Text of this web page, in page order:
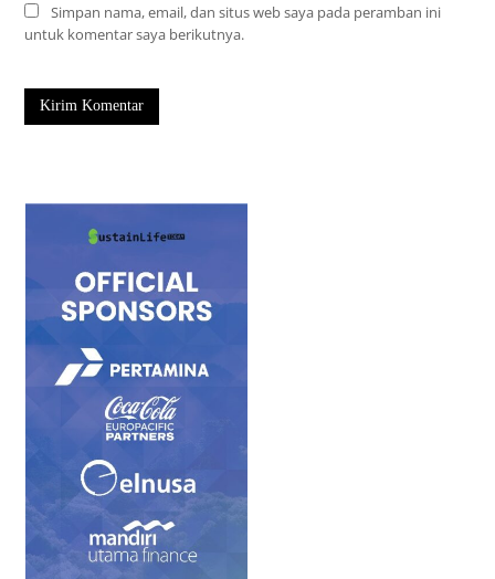
Simpan nama, email, dan situs web saya pada peramban ini
untuk komentar saya berikutnya.